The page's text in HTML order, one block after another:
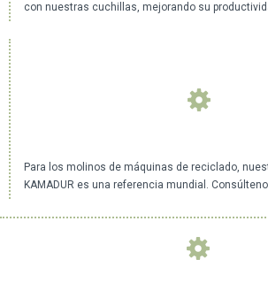
con nuestras cuchillas, mejorando su
Para los molinos de máquinas de reciclado,
KAMADUR es una referencia mundial.